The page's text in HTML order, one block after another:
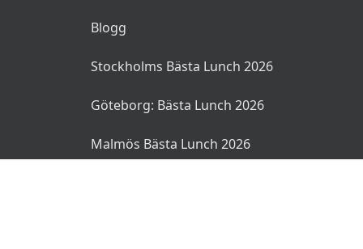
Blogg
Stockholms Bästa Lunch 2026
Göteborg: Bästa Lunch 2026
Malmös Bästa Lunch 2026